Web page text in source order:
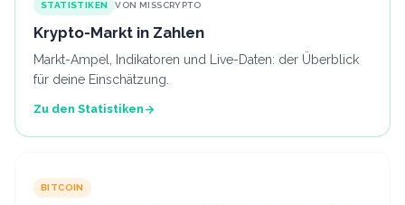
STATISTIKEN VON MISSCRYPTO
Krypto-Markt in Zahlen
Markt-Ampel, Indikatoren und Live-Daten: der Überblick
für deine Einschätzung.
Zu den Statistiken
BITCOIN